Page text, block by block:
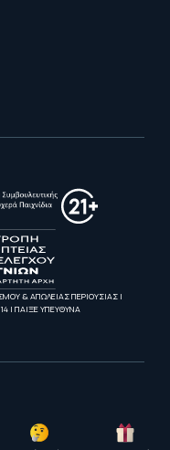
& ΑΠΩΛΕΙΑΣ ΠΕΡΙΟΥΣΙΑΣ |
| ΠΑΙΞΕ ΥΠΕΥΘΥΝΑ